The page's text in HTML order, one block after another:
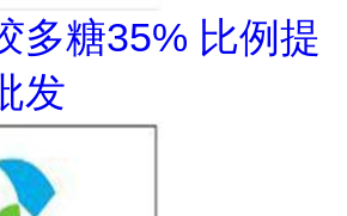
多糖35% 比例提
发